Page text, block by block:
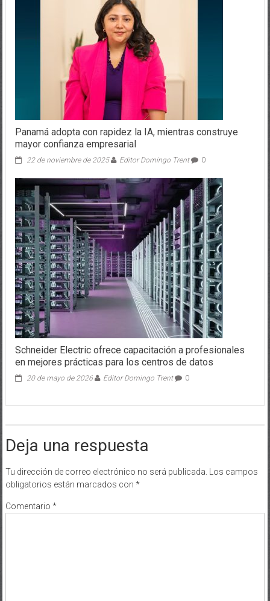
Panamá adopta con rapidez la IA, mientras construye
mayor confianza empresarial
22 de noviembre de 2025 Editor Domingo Trent 0
Schneider Electric ofrece capacitación a profesionales
en mejores prácticas para los centros de datos
20 de mayo de 2026 Editor Domingo Trent 0
Deja una respuesta
Tu dirección de correo electrónico no será publicada.
Los campos
obligatorios están marcados con *
Comentario *